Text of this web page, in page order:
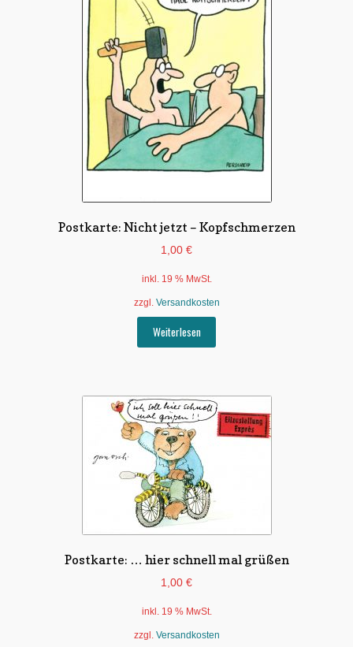
Postkarte: Nicht jetzt – Kopfschmerzen
1,00 €
inkl. 19 % MwSt.
zzgl. Versandkosten
Weiterlesen
Postkarte: … hier schnell mal grüßen
1,00 €
inkl. 19 % MwSt.
zzgl. Versandkosten